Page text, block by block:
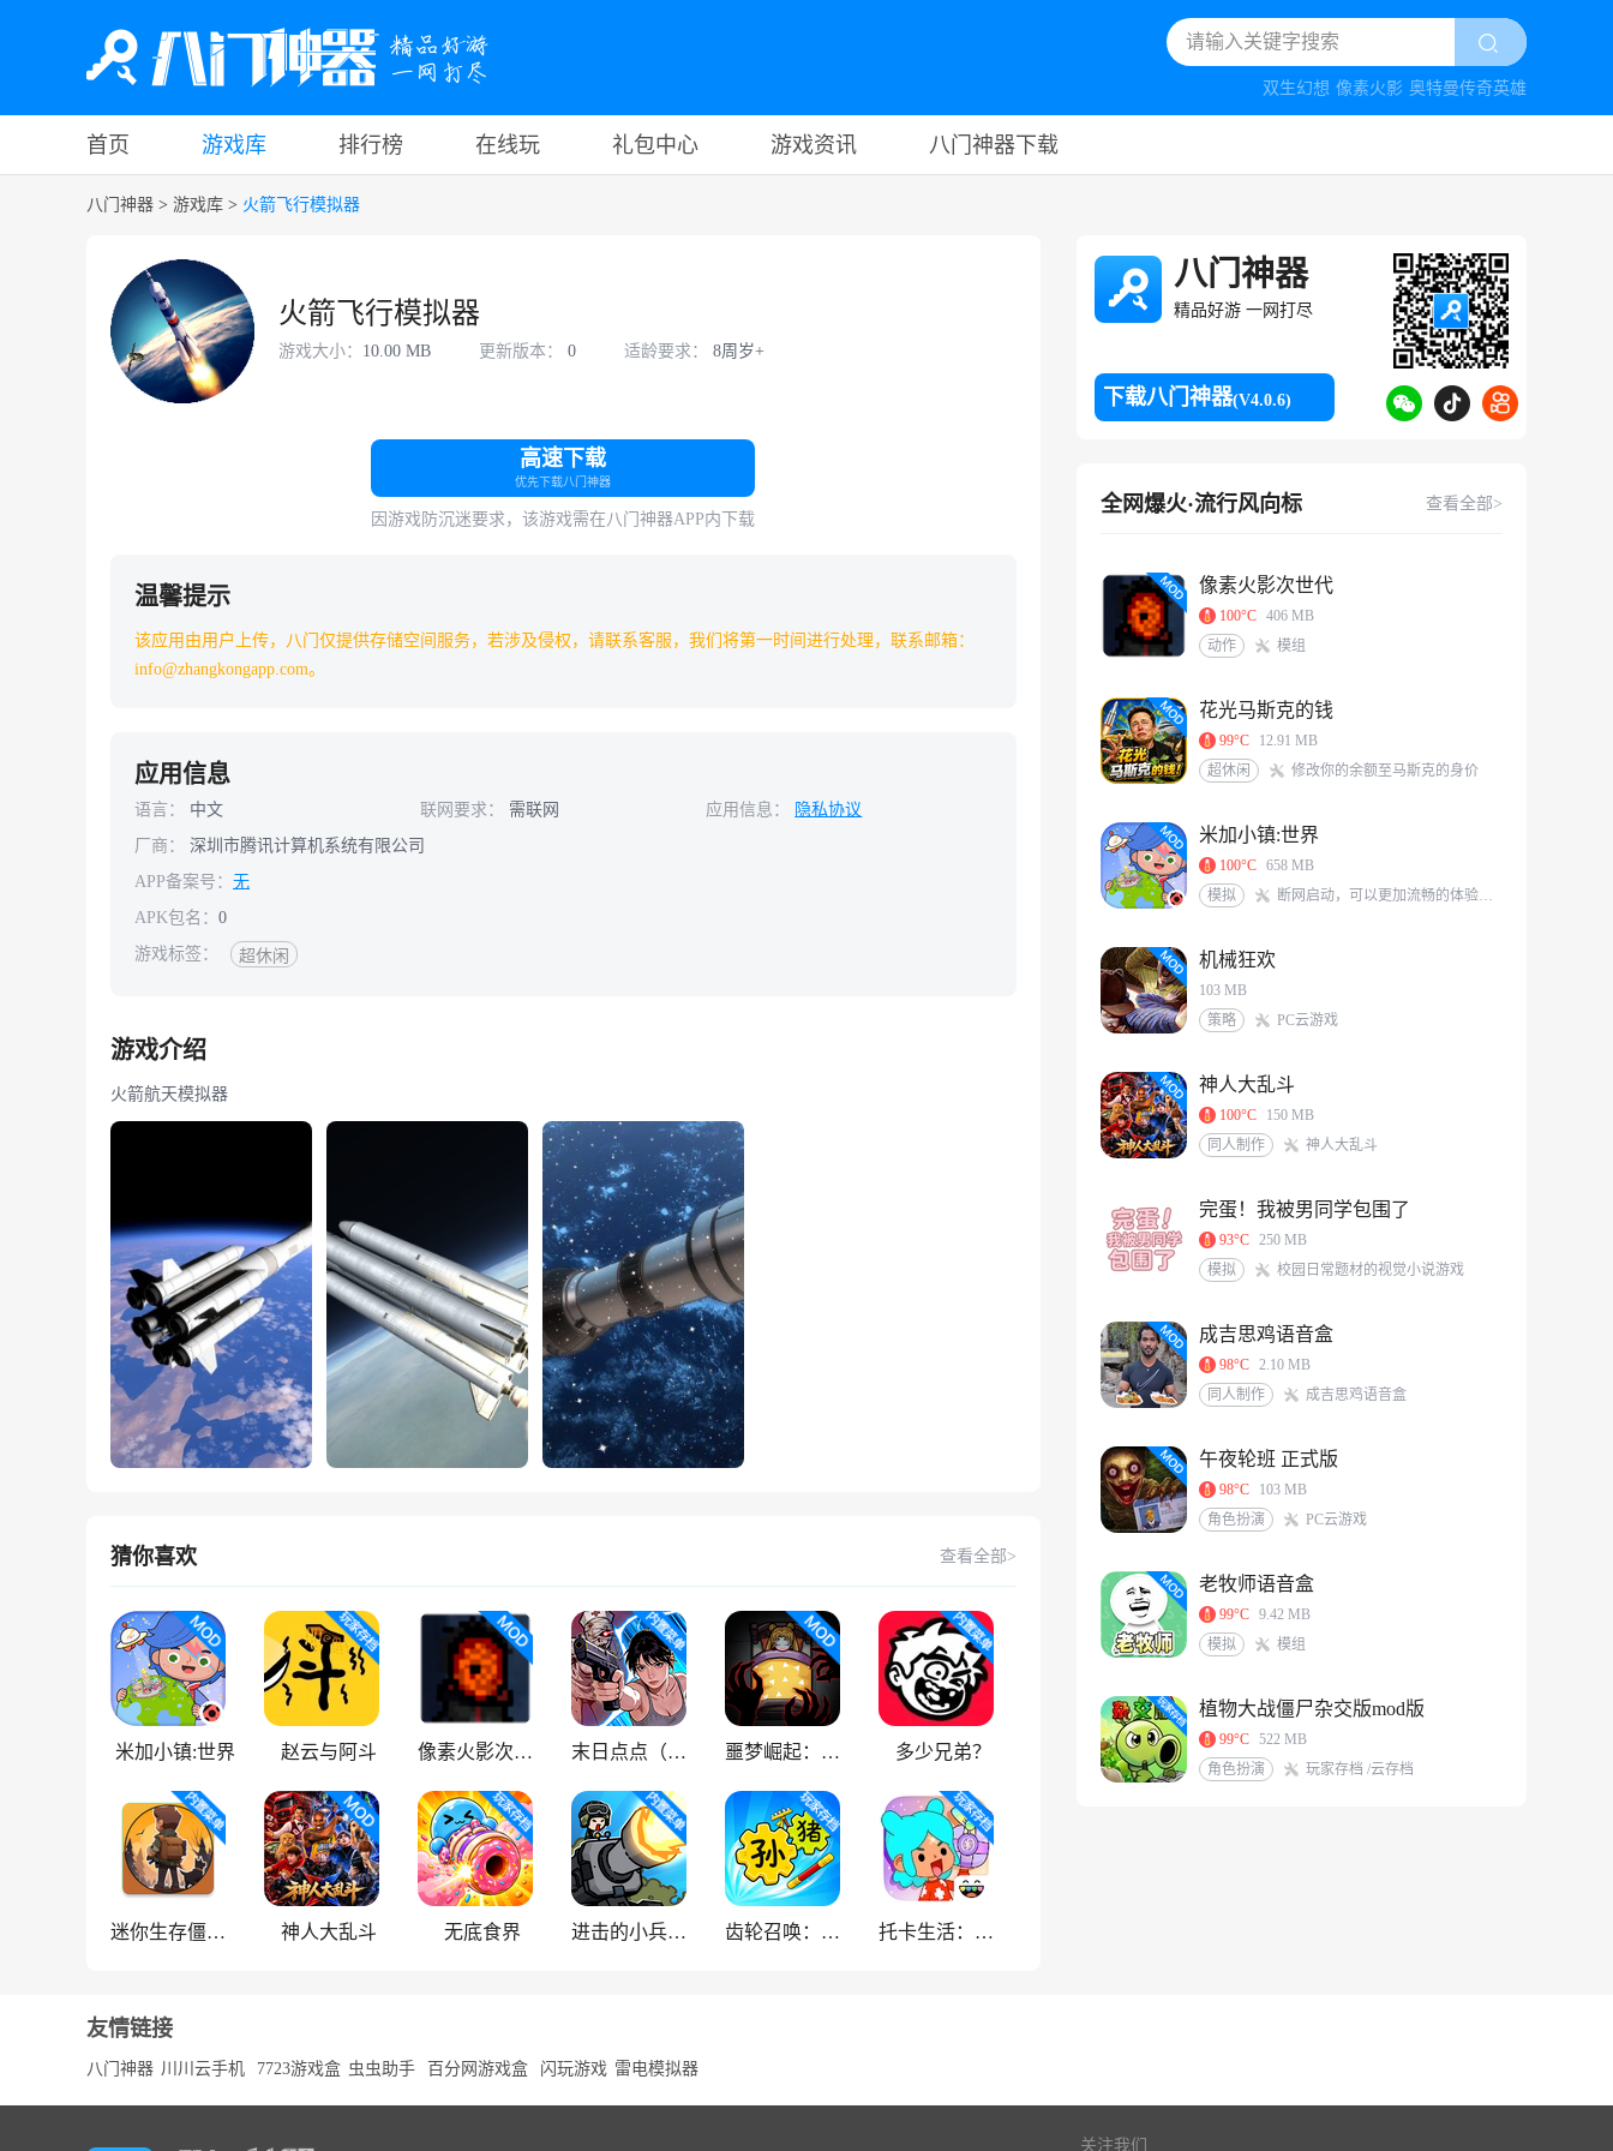
双生幻想 像素火影 奥特曼传奇英雄
首页 游戏库 排行榜 在线玩 礼包中心 游戏资讯 八门神器下载
八门神器 > 游戏库 > 火箭飞行模拟器
火箭飞行模拟器
游戏大小： 10.00 MB 更新版本： 0 适龄要求： 8周岁+
高速下载
优先下载八门神器
因游戏防沉迷要求，该游戏需在八门神器APP内下载
温馨提示
该应用由用户上传，八门仅提供存储空间服务，若涉及侵权，请联系客服，我们将第一时间进行处理，联系邮箱：
info@zhangkongapp.com。
应用信息
语言： 中文 联网要求： 需联网 应用信息：
隐私协议
厂商：
深圳市腾讯计算机系统有限公司
APP备案号： 无
APK包名： 0
游戏标签：
超休闲
游戏介绍
火箭航天模拟器
猜你喜欢 查看全部>
米加小镇:世界 赵云与阿斗 像素火影次世代 末日点点（辅助菜单） 噩梦崛起：生存 多少兄弟？
迷你生存僵尸大战魔改版 神人大乱斗 无底食界 进击的小兵（内置菜单） 齿轮召唤：汉字战争 托卡生活：世界
八门神器
精品好游 一网打尽
下载八门神器(V4.0.6)
全网爆火·流行风向标 查看全部>
像素火影次世代
100°C
406 MB
动作
模组
花光马斯克的钱
99°C
12.91 MB
超休闲
修改你的余额至马斯克的身价
米加小镇:世界
100°C
658 MB
模拟
断网启动，可以更加流畅的体验游戏<br/>米加/托卡玩家QQ交流群：117331491[action url=http://qm.qq.com/cgi-bin/qm/qr?_wv=1027&k=6X8Vf-nbKoIVVCzMHEKJaKq-S0A0zIrS&authKey=L77PNkwS6KWVs379sBDg9O7J%2BZLRFEjjXTWpXqGBveIRNdsENG0elvPpkFj%2FRVd7&noverify=0&group_code=117331491 text=加入QQ群聊]
机械狂欢
103 MB
策略
PC云游戏
神人大乱斗
100°C
150 MB
同人制作
神人大乱斗
完蛋！我被男同学包围了
93°C
250 MB
模拟
校园日常题材的视觉小说游戏
成吉思鸡语音盒
98°C
2.10 MB
同人制作
成吉思鸡语音盒
午夜轮班 正式版
98°C
103 MB
角色扮演
PC云游戏
老牧师语音盒
99°C
9.42 MB
模拟
模组
植物大战僵尸杂交版mod版
99°C
522 MB
角色扮演
玩家存档 /云存档
友情链接
八门神器 川川云手机 7723游戏盒 虫虫助手 百分网游戏盒 闪玩游戏 雷电模拟器
关注我们